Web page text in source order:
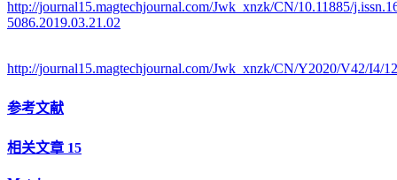
http://journal15.magtechjournal.com/Jwk_xnzk/CN/10.11885/
5086.2019.03.21.02
http://journal15.magtechjournal.com/Jwk_xnzk/CN/Y2020/V42/I4/
参考文献
相关文章 15